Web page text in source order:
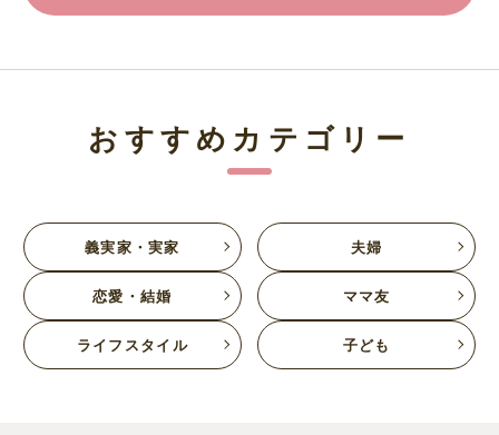
おすすめカテゴリー
義実家・実家 夫婦
恋愛・結婚 ママ友
ライフスタイル 子ども